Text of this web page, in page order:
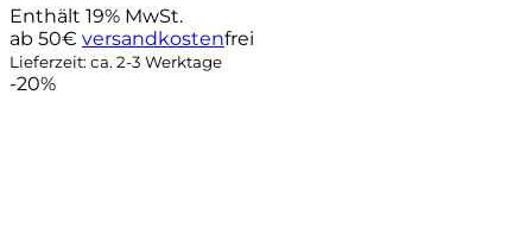
war:
31,95 €
ist:
27,16 €.
Enthält 19% MwSt.
ab 50€ versandkostenfrei
Lieferzeit: ca. 2-3 Werktage
-20%